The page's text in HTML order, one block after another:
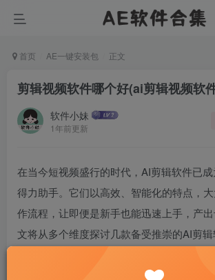
首页 AE一键安装包 正文
剪辑视频软件哪个好(ai剪辑视频软
软件小妹
1年前更新
在当今短视频盛行的时代，AI剪辑软件已
得力助手。它们以高效、智能化的特点，
作流程，让即便是新手也能迅速上手，产
文将从多个维度探讨几款备受推崇的AI剪